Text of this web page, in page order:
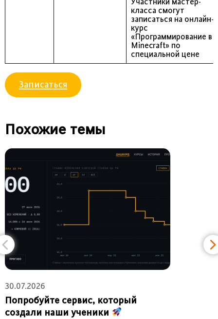
класса смогут
записаться на онлайн-
курс
«Программирование в
Minecraft» по
специальной цене
Записаться
Похожие темы
30.07.2026
Попробуйте сервис, который
создали наши ученики